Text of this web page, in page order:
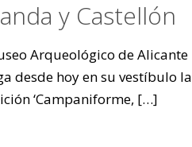
y Castellón
Arqueológico de Alicante
desde hoy en su vestíbulo la
‘Campaniforme, […]